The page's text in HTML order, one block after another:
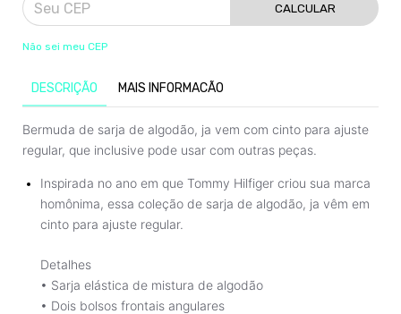
CALCULAR
Não sei meu CEP
DESCRIÇÃO MAIS INFORMACÃO
Bermuda de sarja de algodão, ja vem com cinto para ajuste
regular, que inclusive pode usar com outras peças.
Inspirada no ano em que Tommy Hilfiger criou sua marca
homônima, essa coleção de sarja de algodão, ja vêm em
cinto para ajuste regular.
Detalhes
• Sarja elástica de mistura de algodão
• Dois bolsos frontais angulares